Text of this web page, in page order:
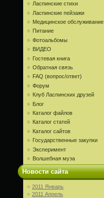
Ласпинские стихи
Ласпинские пейзажи
Медицинское обслуживание
Питание
Фотоальбомы
ВИДЕО
Гостевая книга
Обратная связь
FAQ (вопрос/ответ)
Форум
Клуб Ласпинских друзей
Блог
Каталог файлов
Каталог статей
Каталог сайтов
Государственные закупки
Эксперимент
Волшебная муза
Новости сайта
2011 Январь
2011 Апрель